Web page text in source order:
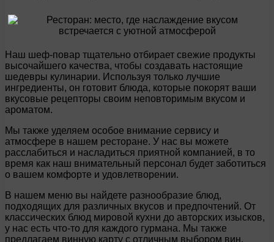
Наш шеф-повар тщательно отбирает свежие продукты
высочайшего качества, чтобы создавать настоящие
шедевры кулинарии. Используя только лучшие
ингредиенты, он готовит блюда, которые покорят ваши
вкусовые рецепторы своим неповторимым вкусом и
ароматом.
Мы также уделяем особое внимание сервису и
атмосфере в нашем ресторане. У нас вы можете
расслабиться и насладиться приятной компанией, в то
время как наш внимательный персонал будет заботиться
о вашем комфорте и удовлетворении.
В нашем меню вы найдете разнообразие блюд,
подходящих для различных вкусов и предпочтений. От
классических блюд мировой кухни до авторских изысков,
у нас есть что-то для каждого гурмана. Мы также
предлагаем винную карту с отличным выбором вин,